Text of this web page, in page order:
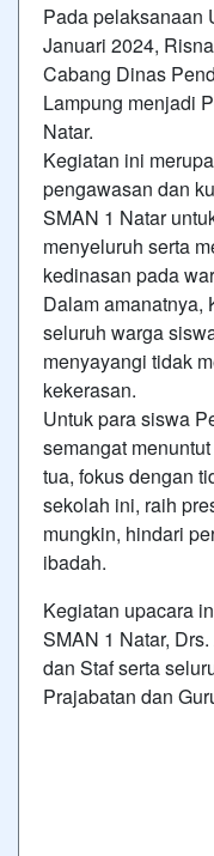
Pada pelaksanaan
Januari 2024,
Cabang Dinas
Lampung menjadi
Natar.
Kegiatan ini
pengawasan dan
SMAN 1 Natar
menyeluruh serta
kedinasan pada
Dalam amanatnya,
seluruh warga
menyayangi tidak
kekerasan.
Untuk para siswa
semangat
tua, fokus dengan
sekolah ini, raih
mungkin, hindari
ibadah.
Kegiatan upacara
SMAN 1 Natar,
dan Staf serta
Prajabatan dan